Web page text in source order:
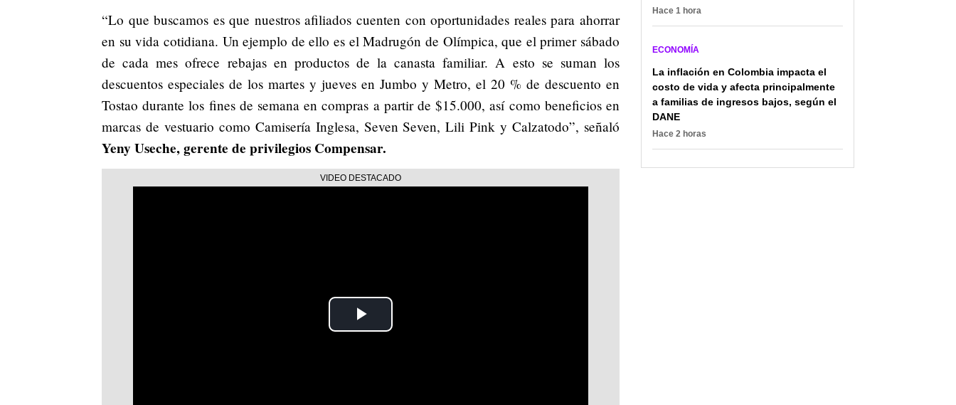
“Lo que buscamos es que nuestros afiliados cuenten con oportunidades reales para ahorrar
en su vida cotidiana. Un ejemplo de ello es el Madrugón de Olímpica, que el primer sábado
de cada mes ofrece rebajas en productos de la canasta familiar. A esto se suman los
descuentos especiales de los martes y jueves en Jumbo y Metro, el 20 % de descuento en
Tostao durante los fines de semana en compras a partir de $15.000, así como beneficios en
marcas de vestuario como Camisería Inglesa, Seven Seven, Lili Pink y Calzatodo”, señaló
Yeny Useche, gerente de privilegios Compensar.
Play
Hace 1 hora
ECONOMÍA
La inflación en Colombia impacta el
costo de vida y afecta principalmente
a familias de ingresos bajos, según el
DANE
Hace 2 horas